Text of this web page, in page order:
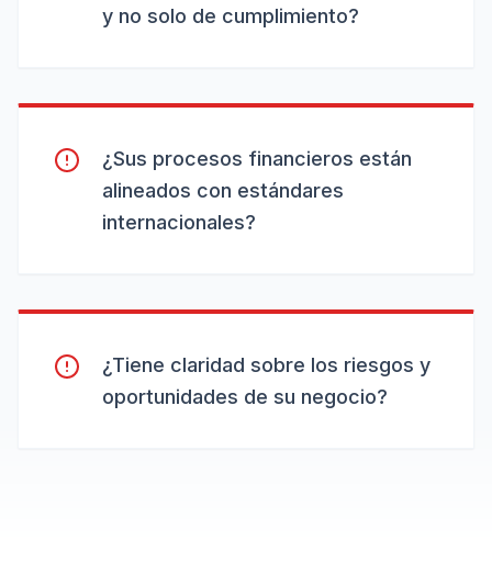
y no solo de cumplimiento?
¿Sus procesos financieros están
alineados con estándares
internacionales?
¿Tiene claridad sobre los riesgos y
oportunidades de su negocio?